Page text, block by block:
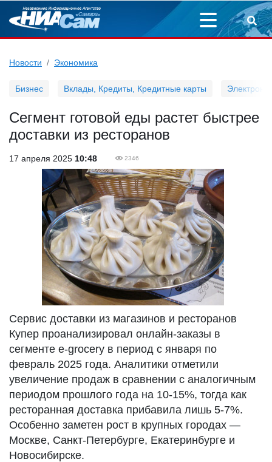
Новости Экономика
Бизнес Вклады, Кредиты, Кредитные карты
Сегмент готовой еды растет быстрее
доставки из ресторанов
17 апреля 2025 10:48 2346
Сервис доставки из магазинов и ресторанов
Купер проанализировал онлайн-заказы в
сегменте e-grocery в период с января по
февраль 2025 года. Аналитики отметили
увеличение продаж в сравнении с аналогичным
периодом прошлого года на 10-15%, тогда как
ресторанная доставка прибавила лишь 5-7%.
Особенно заметен рост в крупных городах —
Москве, Санкт-Петербурге, Екатеринбурге и
Новосибирске.